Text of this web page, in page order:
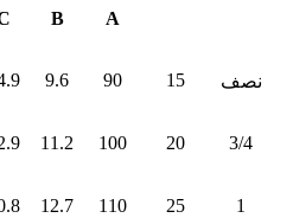
A
B
نصف 15
90
9.6
3/4
20
100
11.2
1
25
110
12.7